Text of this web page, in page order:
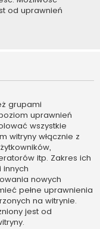
od uprawnień
grupami
uprawnień
wszystkie
witryny włącznie z
itp. Zakres ich
innych
nowych
pełne uprawnienia
na witrynie.
jest od